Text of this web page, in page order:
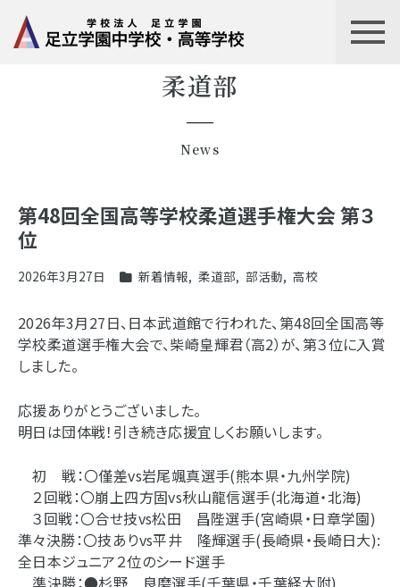
柔道部
News
第48回全国高等学校柔道選手権大会 第３
位
2026年3月27日 新着情報, 柔道部, 部活動, 高校
2026年3月27日、日本武道館で行われた、第48回全国高等
学校柔道選手権大会で、柴崎皇輝君（高2）が、第３位に入賞
しました。
応援ありがとうございました。
明日は団体戦！引き続き応援宜しくお願いします。
初 戦：〇僅差vs岩尾颯真選手(熊本県・九州学院)
２回戦：〇崩上四方固vs秋山龍信選手(北海道・北海)
３回戦：〇合せ技vs松田 昌陛選手(宮崎県・日章学園)
準々決勝：〇技ありvs平井 隆輝選手(長崎県・長崎日大):
全日本ジュニア２位のシード選手
準決勝：●杉野 良磨選手(千葉県・千葉経大附)